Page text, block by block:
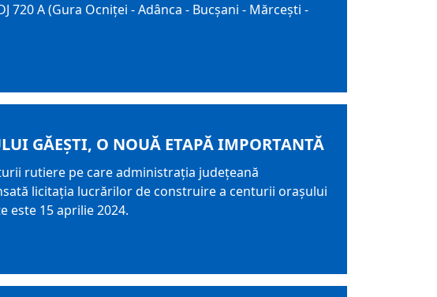
720 A (Gura Ocniței - Adânca - Bucșani - Mărcești -
GĂEȘTI, O NOUĂ ETAPĂ IMPORTANTĂ
rutiere pe care administrația județeană
licitația lucrărilor de construire a centurii orașului
este 15 aprilie 2024.